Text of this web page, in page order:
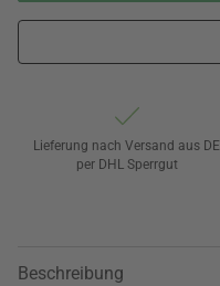
Lieferung nach Versand aus DE
per DHL Sperrgut
Beschreibung